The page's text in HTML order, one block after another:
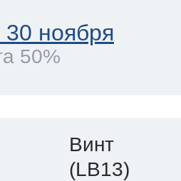
30 ноября
50%
Винт
(LB13)